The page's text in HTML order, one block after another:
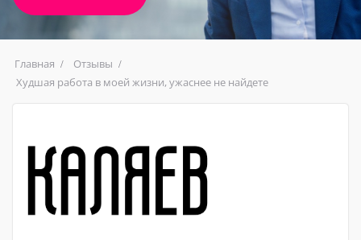
Главная
Отзывы
Худшая работа в моей жизни, ужаснее не найдете